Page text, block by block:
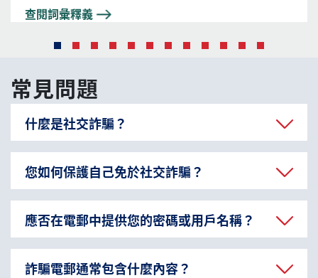
查閱詞彙釋義
常見問題
什麼是社交詐騙？
您如何保護自己免於社交詐騙？
應否在電郵中提供您的密碼或用戶名稱？
詐騙電郵通常包含什麼內容？